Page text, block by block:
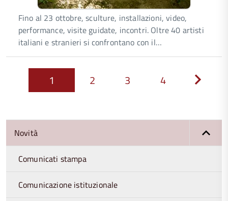
Fino al 23 ottobre, sculture, installazioni, video,
performance, visite guidate, incontri. Oltre 40 artisti
italiani e stranieri si confrontano con il…
1 2 3 4
Novità
Comunicati stampa
Comunicazione istituzionale